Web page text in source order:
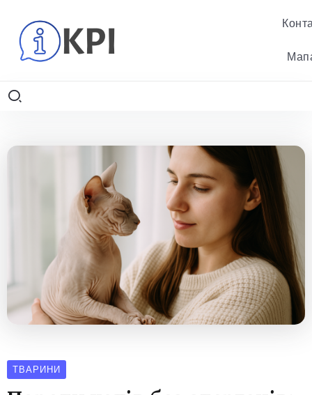
ТВАРИНИ